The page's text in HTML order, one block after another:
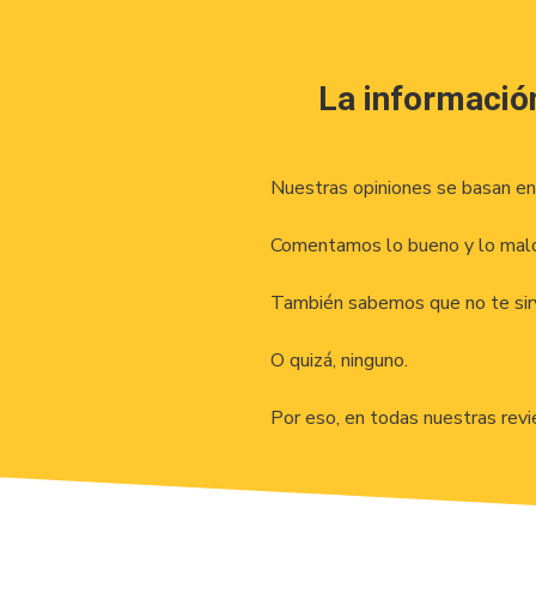
La
Nuestras opiniones se basan
Comentamos lo bueno y lo
También sabemos que no te
O quizá, ninguno.
Por eso, en todas nuestras